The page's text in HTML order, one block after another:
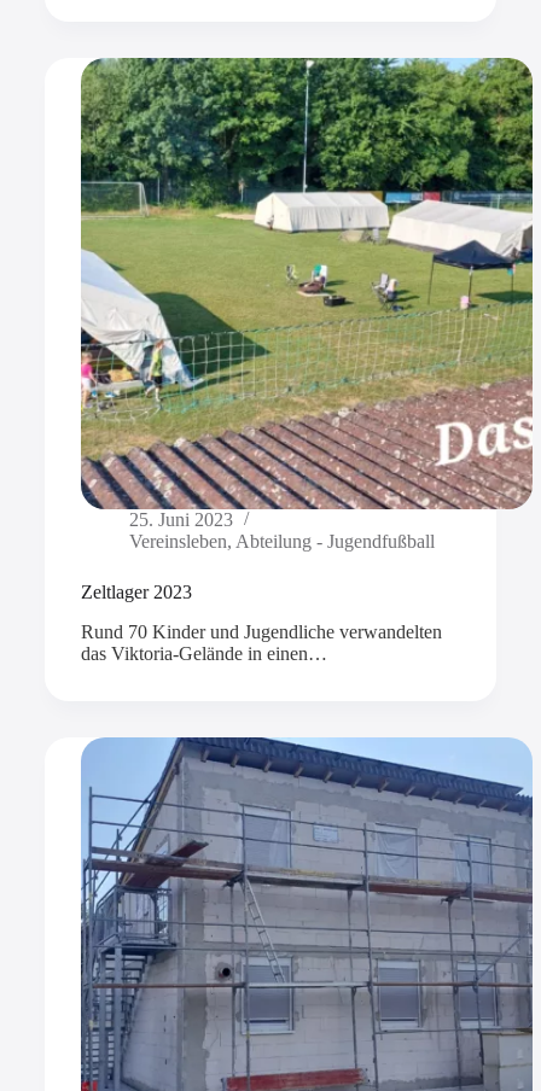
25. Juni 2023
Vereinsleben, Abteilung - Jugendfußball
Zeltlager 2023
Rund 70 Kinder und Jugendliche verwandelten
das Viktoria-Gelände in einen…